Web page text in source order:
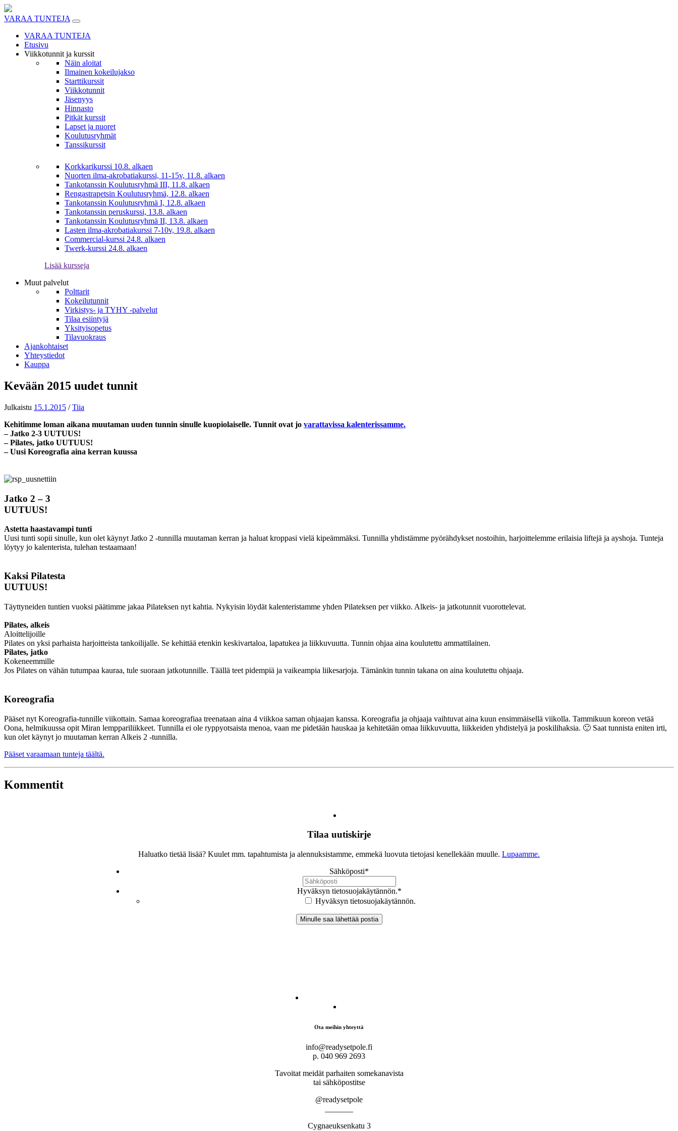
Skip
to
VARAA TUNTEJA
VARAA TUNTEJA
Etusivu
Viikkotunnit ja kurssit
Näin aloitat
Ilmainen kokeilujakso
Starttikurssit
Viikkotunnit
Jäsenyys
Hinnasto
Pitkät kurssit
Lapset ja nuoret
Koulutusryhmät
Tanssikurssit
Korkkarikurssi 10.8. alkaen
Nuorten ilma-akrobatiakurssi, 11-15v, 11.8. alkaen
Tankotanssin Koulutusryhmä III, 11.8. alkaen
Rengastrapetsin Koulutusryhmä, 12.8. alkaen
Tankotanssin Koulutusryhmä I, 12.8. alkaen
Tankotanssin peruskurssi, 13.8. alkaen
Tankotanssin Koulutusryhmä II, 13.8. alkaen
Lasten ilma-akrobatiakurssi 7-10v, 19.8. alkaen
Commercial-kurssi 24.8. alkaen
Twerk-kurssi 24.8. alkaen
Lisää kursseja
Muut palvelut
Polttarit
Kokeilutunnit
Virkistys- ja TYHY -palvelut
Tilaa esiintyjä
Yksityisopetus
Tilavuokraus
Ajankohtaiset
Yhteystiedot
Kauppa
Kevään 2015 uudet tunnit
Julkaistu 15.1.2015 /Tiia
Kehitimme loman aikana muutaman uuden tunnin sinulle kuopiolaiselle. Tunnit ovat jo varattavissa kalenterissamme.
– Jatko 2-3 UUTUUS!
– Pilates, jatko UUTUUS!
– Uusi Koreografia aina kerran kuussa
Jatko 2 – 3
UUTUUS!
Astetta haastavampi tunti
Uusi tunti sopii sinulle, kun olet käynyt Jatko 2 -tunnilla muutaman kerran ja haluat kroppasi vielä kipeämmäksi. Tunnilla yhdistämme pyörähdykset nostoihin, harjoittelemme erilaisia liftejä ja ayshoja. Tunteja
löytyy jo kalenterista, tulehan testaamaan!
Kaksi Pilatesta
UUTUUS!
Täyttyneiden tuntien vuoksi päätimme jakaa Pilateksen nyt kahtia. Nykyisin löydät kalenteristamme yhden Pilateksen per viikko. Alkeis- ja jatkotunnit vuorottelevat.
Pilates, alkeis
Aloittelijoille
Pilates on yksi parhaista harjoitteista tankoilijalle. Se kehittää etenkin keskivartaloa, lapatukea ja liikkuvuutta. Tunnin ohjaa aina koulutettu ammattilainen.
Pilates, jatko
Kokeneemmille
Jos Pilates on vähän tutumpaa kauraa, tule suoraan jatkotunnille. Täällä teet pidempiä ja vaikeampia liikesarjoja. Tämänkin tunnin takana on aina koulutettu ohjaaja.
Koreografia
Pääset nyt Koreografia-tunnille viikottain. Samaa koreografiaa treenataan aina 4 viikkoa saman ohjaajan kanssa. Koreografia ja ohjaaja vaihtuvat aina kuun ensimmäisellä viikolla. Tammikuun koreon vetää
Oona, helmikuussa opit Miran lemppariliikkeet. Tunnilla ei ole ryppyotsaista menoa, vaan me pidetään hauskaa ja kehitetään omaa liikkuvuutta, liikkeiden yhdistelyä ja poskilihaksia. 🙂 Saat tunnista eniten irti,
kun olet käynyt jo muutaman kerran Alkeis 2 -tunnilla.
Pääset varaamaan tunteja täältä.
Kommentit
Tilaa uutiskirje
Haluatko tietää lisää? Kuulet mm. tapahtumista ja alennuksistamme, emmekä luovuta tietojasi kenellekään muulle. Lupaamme.
Sähköposti*
Hyväksyn tietosuojakäytännön.*
Hyväksyn tietosuojakäytännön.
Ota meihin yhteyttä
info@readysetpole.fi
p. 040 969 2693
Tavoitat meidät parhaiten somekanavista
tai sähköpostitse
@readysetpole
Cygnaeuksenkatu 3